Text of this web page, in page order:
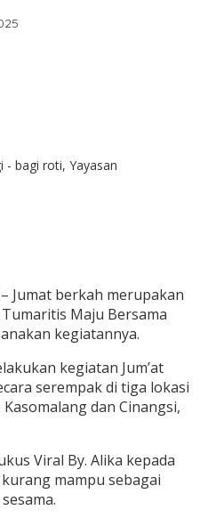
- bagi roti, Yayasan
– Jumat berkah merupakan
Maju Bersama
kegiatannya.
kegiatan Jum’at
serempak di tiga lokasi
dan Cinangsi,
Viral By. Alika kepada
mampu sebagai